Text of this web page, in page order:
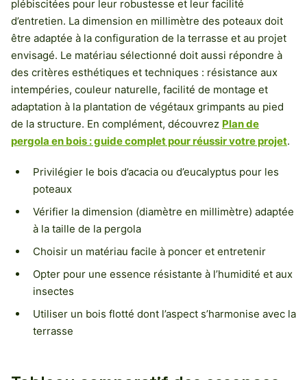
plébiscitées pour leur robustesse et leur facilité
d’entretien. La dimension en millimètre des poteaux doit
être adaptée à la configuration de la terrasse et au projet
envisagé. Le matériau sélectionné doit aussi répondre à
des critères esthétiques et techniques : résistance aux
intempéries, couleur naturelle, facilité de montage et
adaptation à la plantation de végétaux grimpants au pied
de la structure. En complément, découvrez Plan de
pergola en bois : guide complet pour réussir votre projet.
Privilégier le bois d’acacia ou d’eucalyptus pour les
poteaux
Vérifier la dimension (diamètre en millimètre) adaptée
à la taille de la pergola
Choisir un matériau facile à poncer et entretenir
Opter pour une essence résistante à l’humidité et aux
insectes
Utiliser un bois flotté dont l’aspect s’harmonise avec la
terrasse